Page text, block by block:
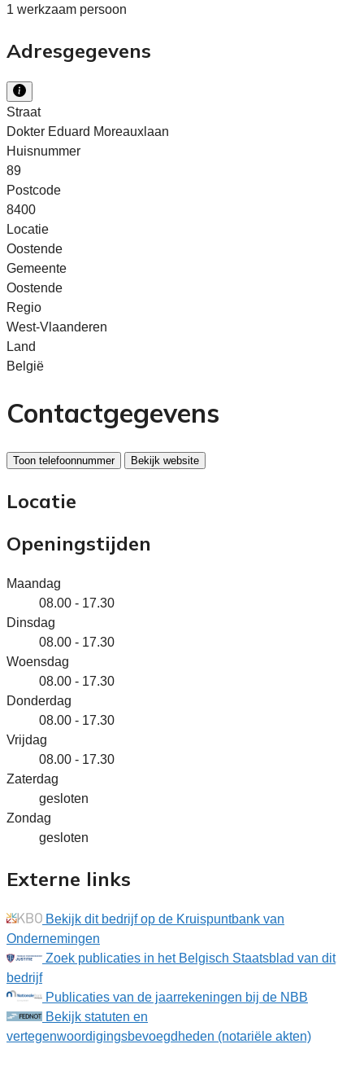
1 werkzaam persoon
Adresgegevens
Straat
Dokter Eduard Moreauxlaan
Huisnummer
89
Postcode
8400
Locatie
Oostende
Gemeente
Oostende
Regio
West-Vlaanderen
Land
België
Contactgegevens
Toon telefoonnummer Bekijk website
Locatie
Openingstijden
Maandag
08.00 - 17.30
Dinsdag
08.00 - 17.30
Woensdag
08.00 - 17.30
Donderdag
08.00 - 17.30
Vrijdag
08.00 - 17.30
Zaterdag
gesloten
Zondag
gesloten
Externe links
Bekijk dit bedrijf op de Kruispuntbank van
Ondernemingen
Zoek publicaties in het Belgisch Staatsblad van dit
bedrijf
Publicaties van de jaarrekeningen bij de NBB
Bekijk statuten en
vertegenwoordigingsbevoegdheden (notariële akten)